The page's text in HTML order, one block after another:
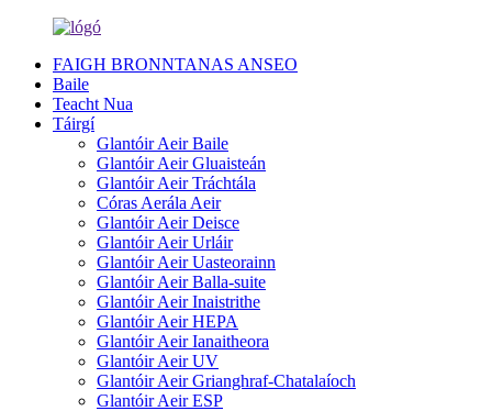
FAIGH BRONNTANAS ANSEO
Baile
Teacht Nua
Táirgí
Glantóir Aeir Baile
Glantóir Aeir Gluaisteán
Glantóir Aeir Tráchtála
Córas Aerála Aeir
Glantóir Aeir Deisce
Glantóir Aeir Urláir
Glantóir Aeir Uasteorainn
Glantóir Aeir Balla-suite
Glantóir Aeir Inaistrithe
Glantóir Aeir HEPA
Glantóir Aeir Ianaitheora
Glantóir Aeir UV
Glantóir Aeir Grianghraf-Chatalaíoch
Glantóir Aeir ESP